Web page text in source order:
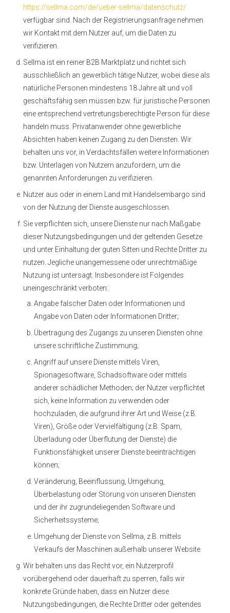
https://sellma.com/de/ueber-sellma/datenschutz/
verfügbar sind. Nach der Registrierungsanfrage nehmen
wir Kontakt mit dem Nutzer auf, um die Daten zu
verifizieren.
Sellma ist ein reiner B2B Marktplatz und richtet sich
ausschließlich an gewerblich tätige Nutzer, wobei diese als
natürliche Personen mindestens 18 Jahre alt und voll
geschäftsfähig sein müssen bzw. für juristische Personen
eine entsprechend vertretungsberechtigte Person für diese
handeln muss. Privatanwender ohne gewerbliche
Absichten haben keinen Zugang zu den Diensten. Wir
behalten uns vor, in Verdachtsfällen weitere Informationen
bzw. Unterlagen von Nutzern anzufordern, um die
genannten Anforderungen zu verifizieren.
Nutzer aus oder in einem Land mit Handelsembargo sind
von der Nutzung der Dienste ausgeschlossen.
Sie verpflichten sich, unsere Dienste nur nach Maßgabe
dieser Nutzungsbedingungen und der geltenden Gesetze
und unter Einhaltung der guten Sitten und Rechte Dritter zu
nutzen. Jegliche unangemessene oder unrechtmäßige
Nutzung ist untersagt. Insbesondere ist Folgendes
uneingeschränkt verboten:
Angabe falscher Daten oder Informationen und
Angabe von Daten oder Informationen Dritter;
Übertragung des Zugangs zu unseren Diensten ohne
unsere schriftliche Zustimmung;
Angriff auf unsere Dienste mittels Viren,
Spionagesoftware, Schadsoftware oder mittels
anderer schädlicher Methoden; der Nutzer verpflichtet
sich, keine Information zu verwenden oder
hochzuladen, die aufgrund ihrer Art und Weise (z.B.
Viren), Größe oder Vervielfältigung (z.B. Spam,
Überladung oder Überflutung der Dienste) die
Funktionsfähigkeit unserer Dienste beeinträchtigen
können;
Veränderung, Beeinflussung, Umgehung,
Überbelastung oder Störung von unseren Diensten
und der ihr zugrundeliegenden Software und
Sicherheitssysteme;
Umgehung der Dienste von Sellma, z.B. mittels
Verkaufs der Maschinen außerhalb unserer Website.
Wir behalten uns das Recht vor, ein Nutzerprofil
vorübergehend oder dauerhaft zu sperren, falls wir
konkrete Gründe haben, dass ein Nutzer diese
Nutzungsbedingungen, die Rechte Dritter oder geltendes